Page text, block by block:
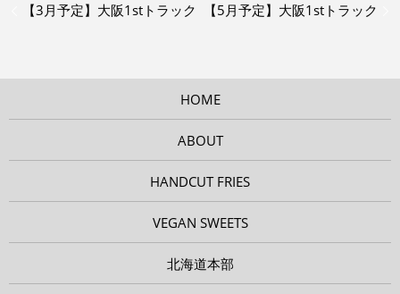
【3月予定】大阪1stトラック 【5月予定】大阪1stトラック
HOME
ABOUT
HANDCUT FRIES
VEGAN SWEETS
北海道本部